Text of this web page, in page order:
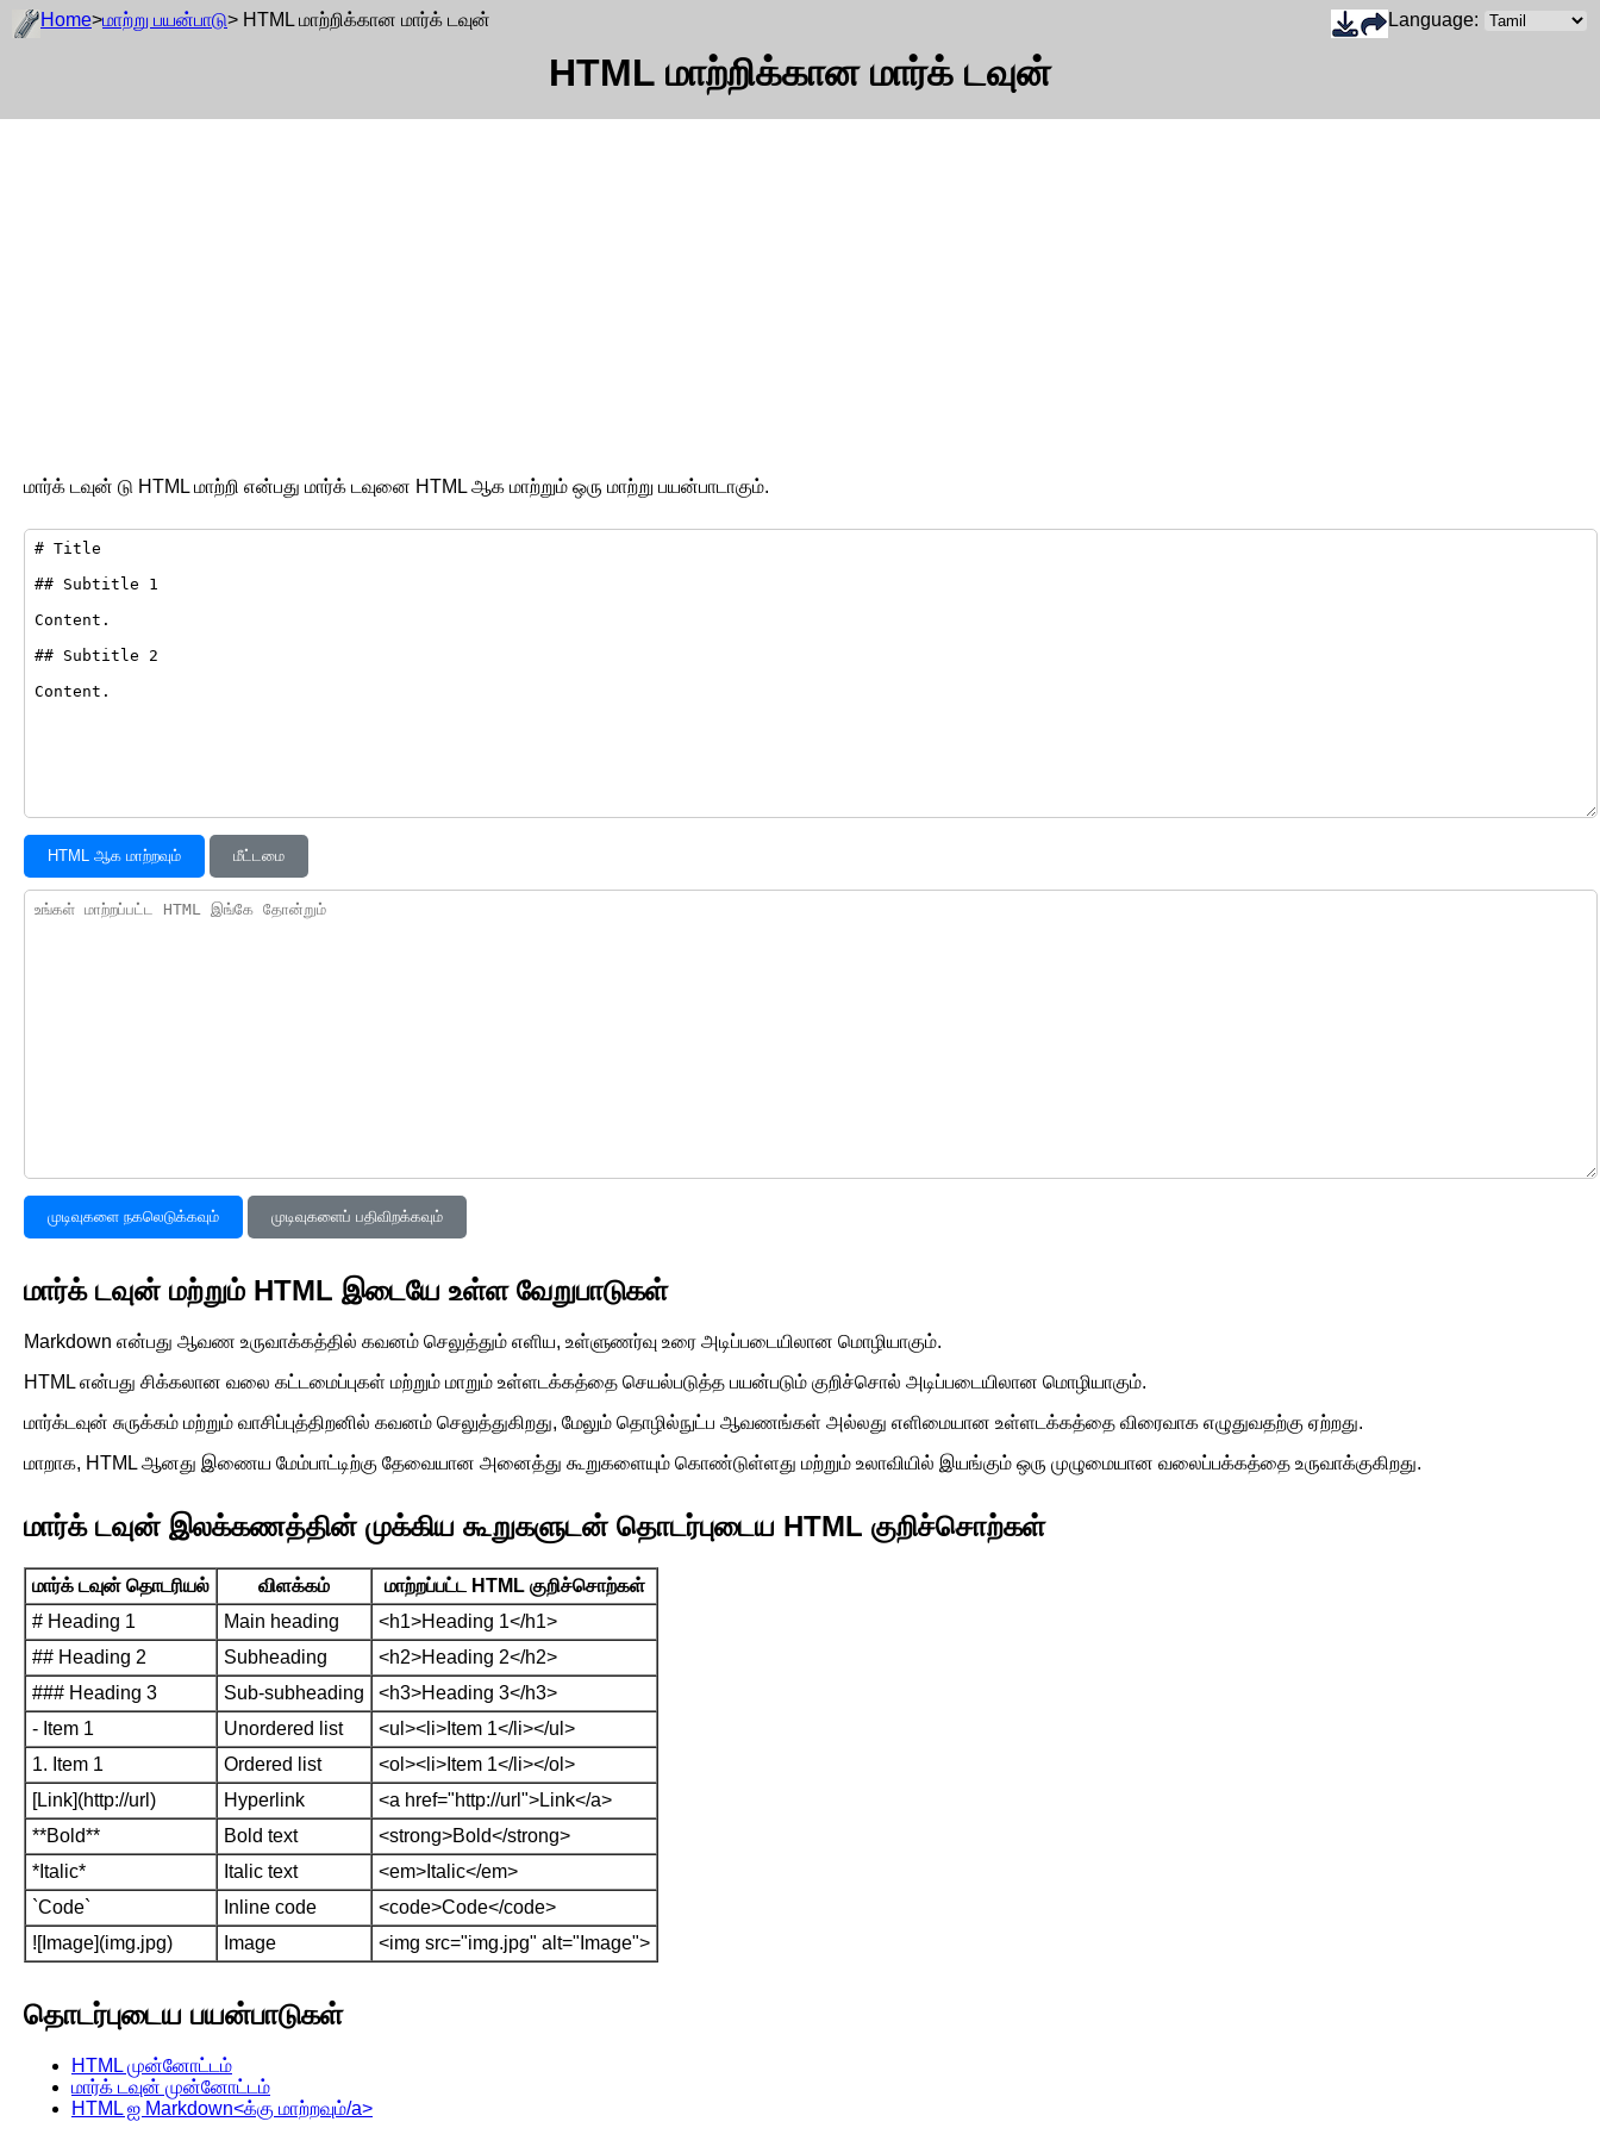
Home>மாற்று பயன்பாடு> HTML மாற்றிக்கான மார்க் டவுன்
HTML மாற்றிக்கான மார்க் டவுன்
Language:
மார்க் டவுன் டு HTML மாற்றி என்பது மார்க் டவுனை HTML ஆக மாற்றும் ஒரு மாற்று பயன்பாடாகும்.
HTML ஆக மாற்றவும் மீட்டமை
முடிவுகளை நகலெடுக்கவும் முடிவுகளைப் பதிவிறக்கவும்
மார்க் டவுன் மற்றும் HTML இடையே உள்ள வேறுபாடுகள்
Markdown என்பது ஆவண உருவாக்கத்தில் கவனம் செலுத்தும் எளிய, உள்ளுணர்வு உரை அடிப்படையிலான மொழியாகும்.
HTML என்பது சிக்கலான வலை கட்டமைப்புகள் மற்றும் மாறும் உள்ளடக்கத்தை செயல்படுத்த பயன்படும் குறிச்சொல் அடிப்படையிலான மொழியாகும்.
மார்க்டவுன் சுருக்கம் மற்றும் வாசிப்புத்திறனில் கவனம் செலுத்துகிறது, மேலும் தொழில்நுட்ப ஆவணங்கள் அல்லது எளிமையான உள்ளடக்கத்தை விரைவாக எழுதுவதற்கு ஏற்றது.
மாறாக, HTML ஆனது இணைய மேம்பாட்டிற்கு தேவையான அனைத்து கூறுகளையும் கொண்டுள்ளது மற்றும் உலாவியில் இயங்கும் ஒரு முழுமையான வலைப்பக்கத்தை உருவாக்குகிறது.
மார்க் டவுன் இலக்கணத்தின் முக்கிய கூறுகளுடன் தொடர்புடைய HTML குறிச்சொற்கள்
மார்க் டவுன் தொடரியல் விளக்கம்
மாற்றப்பட்ட HTML குறிச்சொற்கள்
# Heading 1
Main heading
<h1>Heading 1</h1>
## Heading 2
Subheading
<h2>Heading 2</h2>
### Heading 3
Sub-subheading
<h3>Heading 3</h3>
- Item 1
Unordered list
<ul><li>Item 1</li></ul>
1. Item 1
Ordered list
<ol><li>Item 1</li></ol>
[Link](http://url)
Hyperlink
<a href="http://url">Link</a>
**Bold**
Bold text
<strong>Bold</strong>
*Italic*
Italic text
<em>Italic</em>
`Code`
Inline code
<code>Code</code>
![Image](img.jpg)
Image <img src="img.jpg" alt="Image">
தொடர்புடைய பயன்பாடுகள்
HTML முன்னோட்டம்
மார்க் டவுன் முன்னோட்டம்
HTML ஐ Markdown<க்கு மாற்றவும்/a>